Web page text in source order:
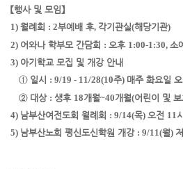
【행사 및 모임】
1) 월례회 : 2부예배 후, 각기관실(해당기관)
2) 어와나 학부모 간담회 : 오후 1:00-1:30, 소
3) 아기학교 모집 및 개강 안내
① 일시 : 9/19 - 11/28(10주) 매주 화요일
② 대상 : 생후 18개월~40개월(어린이 및
4) 남부산여전도회 월례회 : 9/14(목) 오전 11 시
5) 남부산노회 평신도신학원 개강 : 9/11(월)